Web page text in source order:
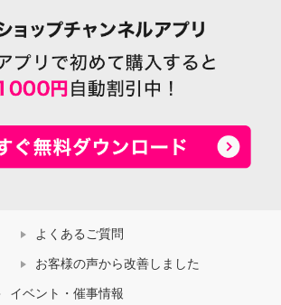
よくあるご質問
お客様の声から改善しました
イベント・催事情報